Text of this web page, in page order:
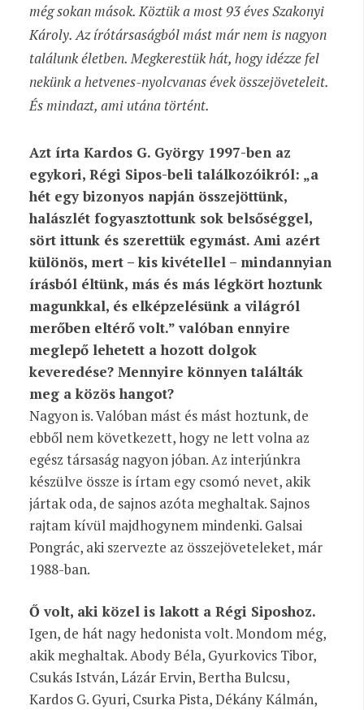
még sokan mások. Köztük a most 93 éves Szakonyi
Károly. Az írótársaságból mást már nem is nagyon
találunk életben. Megkerestük hát, hogy idézze fel
nekünk a hetvenes-nyolcvanas évek összejöveteleit.
És mindazt, ami utána történt.
Azt írta Kardos G. György 1997-ben az
egykori, Régi Sipos-beli találkozóikról: „a
hét egy bizonyos napján összejöttünk,
halászlét fogyasztottunk sok belsőséggel,
sört ittunk és szerettük egymást. Ami azért
különös, mert – kis kivétellel – mindannyian
írásból éltünk, más és más légkört hoztunk
magunkkal, és elképzelésünk a világról
merőben eltérő volt.” valóban ennyire
meglepő lehetett a hozott dolgok
keveredése? Mennyire könnyen találták
meg a közös hangot?
Nagyon is. Valóban mást és mást hoztunk, de
ebből nem következett, hogy ne lett volna az
egész társaság nagyon jóban. Az interjúnkra
készülve össze is írtam egy csomó nevet, akik
jártak oda, de sajnos azóta meghaltak. Sajnos
rajtam kívül majdhogynem mindenki. Galsai
Pongrác, aki szervezte az összejöveteleket, már
1988-ban.
Ő volt, aki közel is lakott a Régi Siposhoz.
Igen, de hát nagy hedonista volt. Mondom még,
akik meghaltak. Abody Béla, Gyurkovics Tibor,
Csukás István, Lázár Ervin, Bertha Bulcsu,
Kardos G. Gyuri, Csurka Pista, Dékány Kálmán,